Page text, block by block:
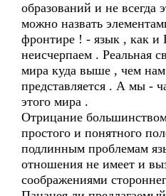
образований и не всегда
можно назвать
фронтире ! - язык , как и
неисчерпаем . Реальная
мира куда выше , чем
представляется . А мы -
этого мира .
Отрицание
простого и понятного
подлинным проблемам
отношения не имеет и
соображениями